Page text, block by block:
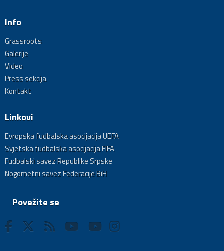
Info
Grassroots
Galerije
Video
Press sekcija
Kontakt
Linkovi
Evropska fudbalska asocijacija UEFA
Svjetska fudbalska asocijacija FIFA
Fudbalski savez Republike Srpske
Nogometni savez Federacije BiH
Povežite se